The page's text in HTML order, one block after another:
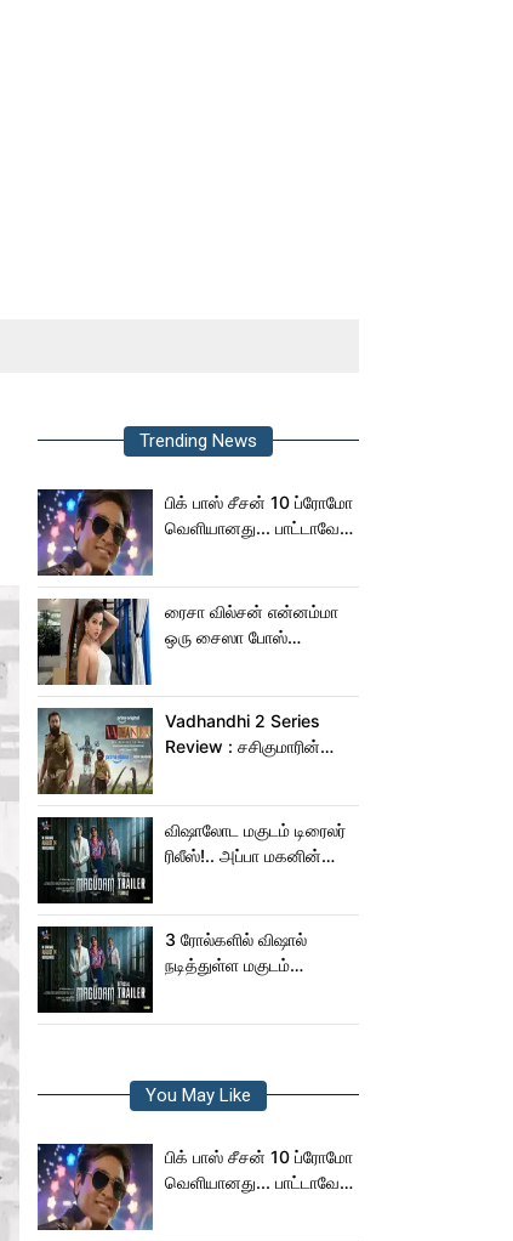
Trending News
பிக் பாஸ் சீசன் 10 ப்ரோமோ
வெளியானது... பாட்டாவே
ரைசா வில்சன் என்னம்மா
ஒரு சைஸா போஸ்
Vadhandhi 2 Series
Review : சசிகுமாரின்
விமர்சனம்!
விஷாலோட மகுடம் டிரைலர்
ரிலீஸ்!.. அப்பா மகனின்
3 ரோல்களில் விஷால்
நடித்துள்ள மகுடம்
You May Like
பிக் பாஸ் சீசன் 10 ப்ரோமோ
வெளியானது... பாட்டாவே